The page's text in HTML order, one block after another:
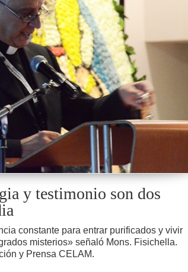
y testimonio son dos
constante para entrar purificados y vivir
misterios» señaló Mons. Fisichella.
y Prensa CELAM.